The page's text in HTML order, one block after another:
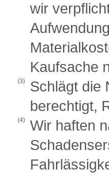
wir
Kaufsache
(3)
Schlägt die
berechtigt,
(4)
Wir haften